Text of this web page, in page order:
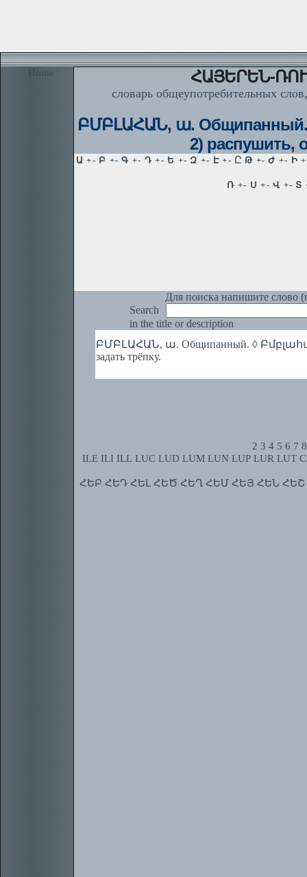
Home ՀԱՅԵՐԵՆ-
словарь общеупотребительных
ԲՄԲԼԱՀԱՆ, ա. Общипанный.
2) распушить,
Для поиска напишите слово
Search
in the title or description
ԲՄԲԼԱՀԱՆ, ա. Общипанный. ◊ Բմբլահան
задать трёпку.
2 3 4 5 6 7 8
ILE ILI ILL LUC LUD LUM LUN LUP LUR LUT
ՀԵԲ ՀԵԴ ՀԵԼ ՀԵԾ ՀԵՂ ՀԵՄ ՀԵՅ ՀԵՆ ՀԵՇ